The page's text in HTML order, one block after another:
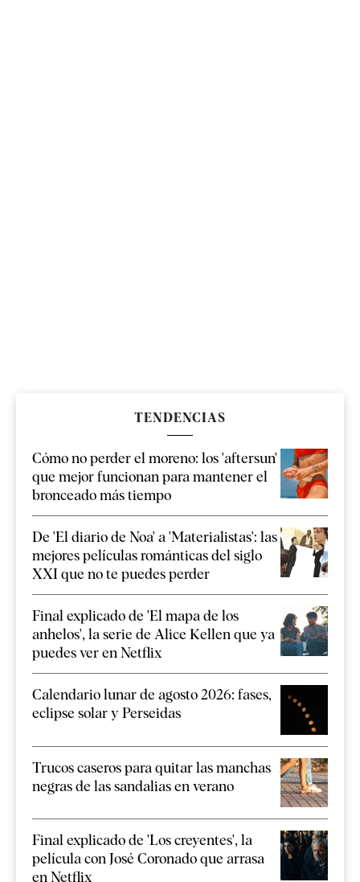
TENDENCIAS
Cómo no perder el moreno: los 'aftersun'
que mejor funcionan para mantener el
bronceado más tiempo
De 'El diario de Noa' a 'Materialistas': las
mejores películas románticas del siglo
XXI que no te puedes perder
Final explicado de 'El mapa de los
anhelos', la serie de Alice Kellen que ya
puedes ver en Netflix
Calendario lunar de agosto 2026: fases,
eclipse solar y Perseidas
Trucos caseros para quitar las manchas
negras de las sandalias en verano
Final explicado de 'Los creyentes', la
película con José Coronado que arrasa
en Netflix